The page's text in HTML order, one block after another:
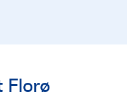
Florø